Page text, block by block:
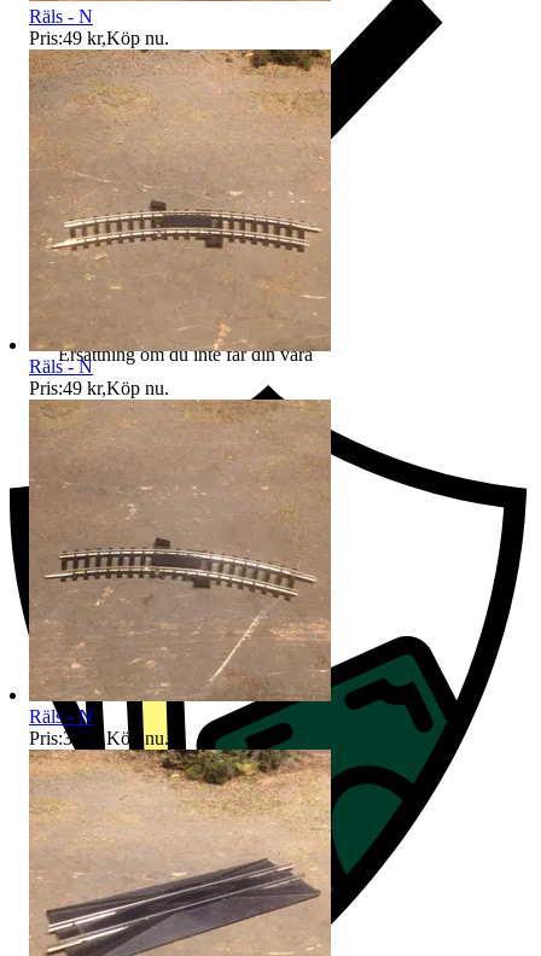
Ersättning om du inte får din vara
Räls - N
Pris:49 kr,Köp nu.
Räls - N
Pris:49 kr,Köp nu.
Räls - N
Pris:39 kr ,Köp nu.